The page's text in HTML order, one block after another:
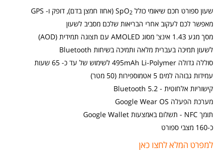
שעון ספורט חכם שיאומי כולל SpO 2
(אחוז חמצן בדם), דופק ו- GPS
מאפשר לכם לעקוב אחרי הבריאות שלכם מסביב לשעון
מסך מגע 1.43 אינצ' מסוג AMOLED עם תצוגה תמידית (AOD)
לשעון תמיכה בעברית מלאה ותמיכה בשיחות Bluetooth
סוללה גדולה 495mAh Li-Polymer לשימוש של עד כ- 65 שעות
עמידות גבוהה למים 5 אטמוספירות (50 מטר)
קישוריות אלחוטית - Bluetooth 5.2
מערכת הפעלה Google Wear OS
תומך NFC - תשלום באמצעות Google Wallet
כ-160 מצבי ספורט
למפרט המלא לחצו כאן